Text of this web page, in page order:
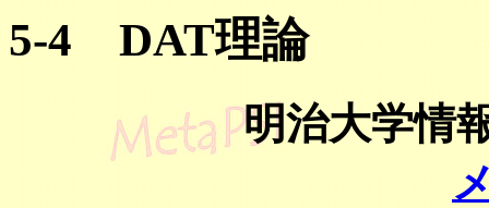
5-4 DAT理論
明治大学情